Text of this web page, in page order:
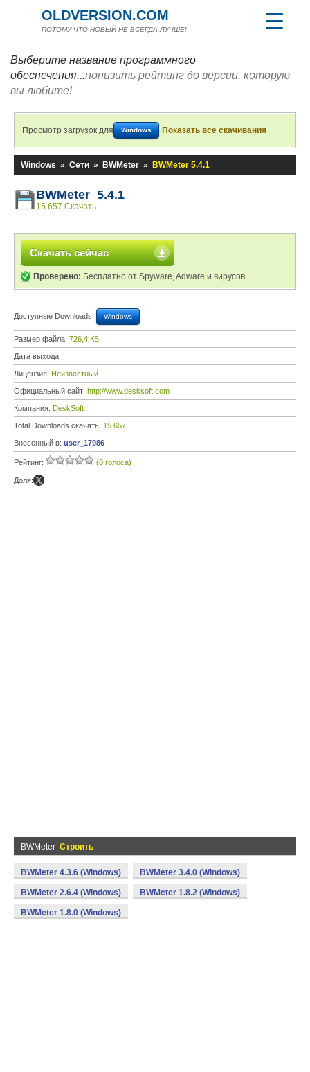
OLDVERSION.COM
ПОТОМУ ЧТО НОВЫЙ НЕ ВСЕГДА ЛУЧШЕ!
Выберите название программного
обеспечения...понизить рейтинг до версии, которую
вы любите!
Просмотр загрузок для Windows Показать все скачивания
Windows » Сети » BWMeter » BWMeter 5.4.1
BWMeter 5.4.1
15 657 Скачать
Скачать сейчас
Проверено: Бесплатно от Spyware, Adware и вирусов
Доступные Downloads: Windows
Размер файла: 726,4 КБ
Дата выхода:
Лицензия: Неизвестный
Официальный сайт: http://www.desksoft.com
Компания: DeskSoft
Total Downloads скачать: 15 657
Внесенный в: user_17986
Рейтинг: (0 голоса)
Доля:
BWMeter Строить
BWMeter 4.3.6 (Windows) BWMeter 3.4.0 (Windows)
BWMeter 2.6.4 (Windows) BWMeter 1.8.2 (Windows)
BWMeter 1.8.0 (Windows)